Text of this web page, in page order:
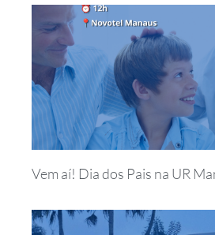
Vem aí! Dia dos Pais na UR